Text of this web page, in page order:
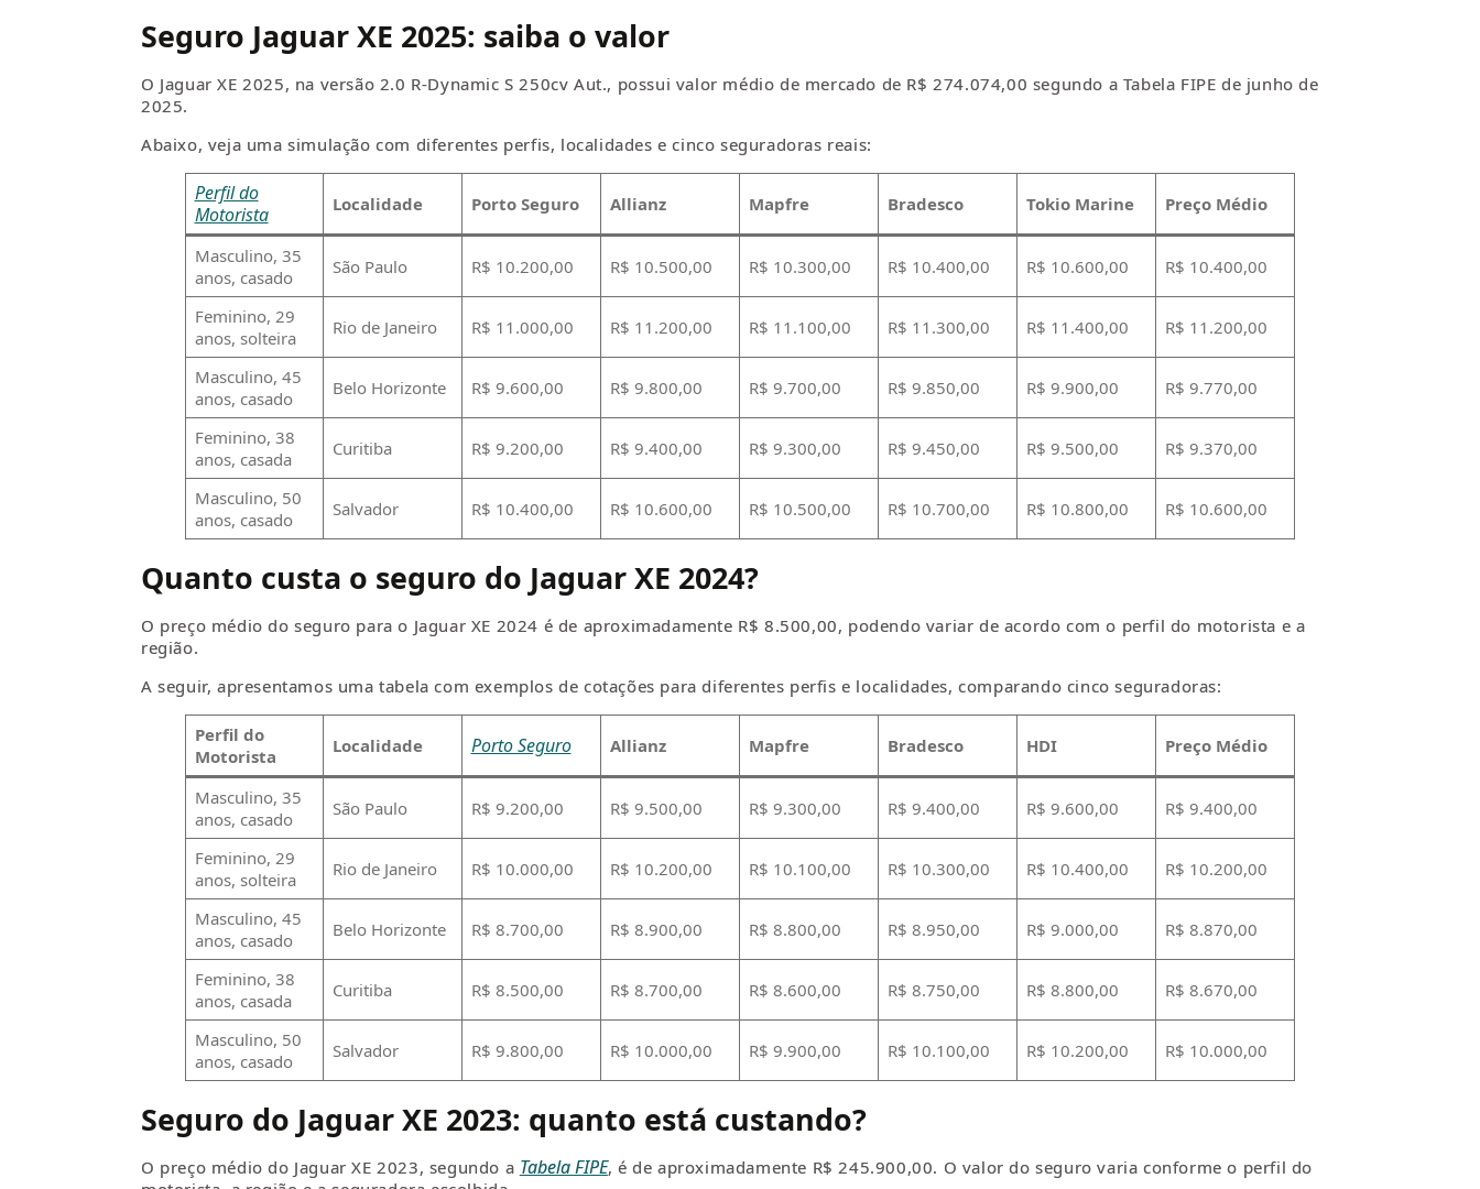
Seguro Jaguar XE 2025: saiba o valor
O Jaguar XE 2025, na versão 2.0 R-Dynamic S 250cv Aut., possui valor médio de mercado de R$ 274.074,00 segundo a Tabela FIPE de junho de
2025.
Abaixo, veja uma simulação com diferentes perfis, localidades e cinco seguradoras reais:
Perfil do
Motorista
Localidade Porto Seguro Allianz Mapfre Bradesco Tokio Marine Preço Médio
Masculino, 35
anos, casado
São Paulo R$ 10.200,00 R$ 10.500,00 R$ 10.300,00 R$ 10.400,00 R$ 10.600,00 R$ 10.400,00
Feminino, 29
anos, solteira
Rio de Janeiro R$ 11.000,00 R$ 11.200,00 R$ 11.100,00 R$ 11.300,00 R$ 11.400,00 R$ 11.200,00
Masculino, 45
anos, casado
Belo Horizonte R$ 9.600,00 R$ 9.800,00 R$ 9.700,00 R$ 9.850,00 R$ 9.900,00 R$ 9.770,00
Feminino, 38
anos, casada
Curitiba R$ 9.200,00 R$ 9.400,00 R$ 9.300,00 R$ 9.450,00 R$ 9.500,00 R$ 9.370,00
Masculino, 50
anos, casado
Salvador R$ 10.400,00 R$ 10.600,00 R$ 10.500,00 R$ 10.700,00 R$ 10.800,00 R$ 10.600,00
Quanto custa o seguro do Jaguar XE 2024?
O preço médio do seguro para o Jaguar XE 2024 é de aproximadamente R$ 8.500,00, podendo variar de acordo com o perfil do motorista e a
região.
A seguir, apresentamos uma tabela com exemplos de cotações para diferentes perfis e localidades, comparando cinco seguradoras:
Perfil do
Motorista
Localidade Porto Seguro Allianz Mapfre Bradesco HDI Preço Médio
Masculino, 35
anos, casado
São Paulo R$ 9.200,00 R$ 9.500,00 R$ 9.300,00 R$ 9.400,00 R$ 9.600,00 R$ 9.400,00
Feminino, 29
anos, solteira
Rio de Janeiro R$ 10.000,00 R$ 10.200,00 R$ 10.100,00 R$ 10.300,00 R$ 10.400,00 R$ 10.200,00
Masculino, 45
anos, casado
Belo Horizonte R$ 8.700,00 R$ 8.900,00 R$ 8.800,00 R$ 8.950,00 R$ 9.000,00 R$ 8.870,00
Feminino, 38
anos, casada
Curitiba R$ 8.500,00 R$ 8.700,00 R$ 8.600,00 R$ 8.750,00 R$ 8.800,00 R$ 8.670,00
Masculino, 50
anos, casado
Salvador R$ 9.800,00 R$ 10.000,00 R$ 9.900,00 R$ 10.100,00 R$ 10.200,00 R$ 10.000,00
Seguro do Jaguar XE 2023: quanto está custando?
O preço médio do Jaguar XE 2023, segundo a Tabela FIPE, é de aproximadamente R$ 245.900,00. O valor do seguro varia conforme o perfil do